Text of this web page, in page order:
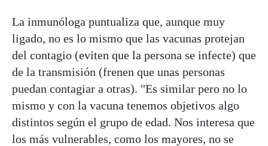
La inmunóloga puntualiza que, aunque muy
ligado, no es lo mismo que las vacunas protejan
del contagio (eviten que la persona se infecte) que
de la transmisión (frenen que unas personas
puedan contagiar a otras). "Es similar pero no lo
mismo y con la vacuna tenemos objetivos algo
distintos según el grupo de edad. Nos interesa que
los más vulnerables, como los mayores, no se